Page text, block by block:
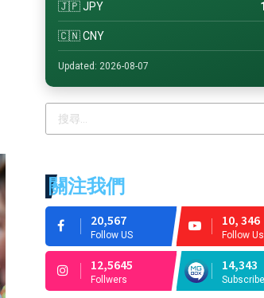
🇯🇵 JPY
🇨🇳 CNY
Updated: 2026-08-07
關注我們
20,567
Follow US
10, 346
Follow Us
12,5645
Follwers
14,343